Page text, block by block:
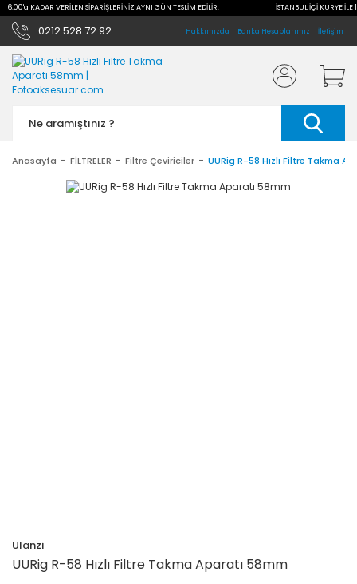
16:00'a KADAR VERİLEN SİPARİŞLERİNİZ AYNI GÜN TESLİM EDİLİR. İSTANBUL İÇİ KURYE İLE
0212 528 72 92 Hakkımızda Banka Hesaplarımız İletişim
Anasayfa FİLTRELER Filtre Çeviriciler UURig R-58 Hızlı Filtre Takma
Ulanzi
UURig R-58 Hızlı Filtre Takma Aparatı 58mm